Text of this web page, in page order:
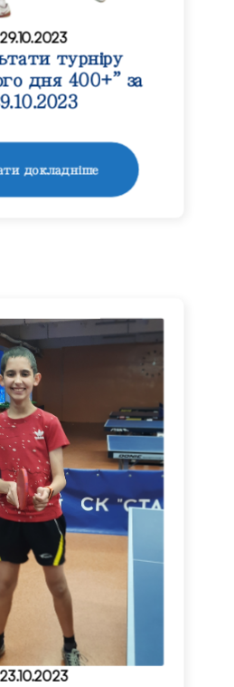
29.10.2023
турніру
дня 400+” за
докладніше
23.10.2023